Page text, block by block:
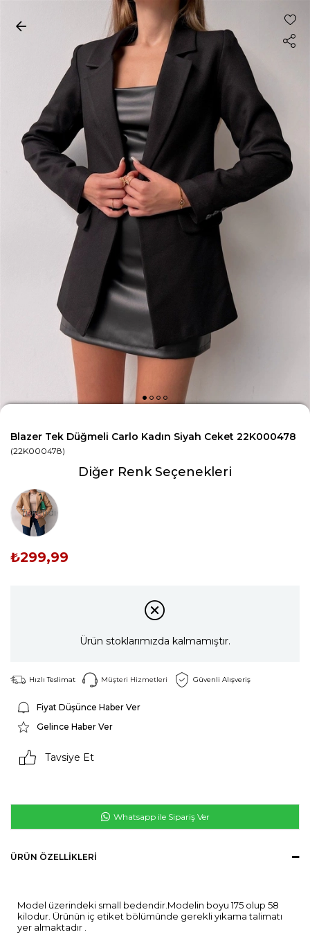
Blazer Tek Düğmeli Carlo Kadın Siyah Ceket 22K000478
(22K000478)
Diğer Renk Seçenekleri
Tükendi
₺299,99
Ürün stoklarımızda kalmamıştır.
Hızlı Teslimat Müşteri Hizmetleri Güvenli Alışveriş
Fiyat Düşünce Haber Ver
Gelince Haber Ver
Tavsiye Et
Whatsapp ile Sipariş Ver
ÜRÜN ÖZELLIKLERI
Model üzerindeki small bedendir.Modelin boyu 175 olup 58
kilodur. Ürünün iç etiket bölümünde gerekli yıkama talimatı
yer almaktadır .